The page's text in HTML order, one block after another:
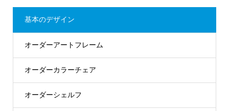
基本のデザイン
オーダーアートフレーム
オーダーカラーチェア
オーダーシェルフ